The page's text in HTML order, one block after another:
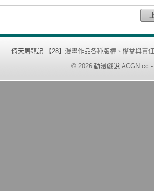
倚天屠龍記 【28】 漫畫作品各種版權、權益與責
© 2026 動漫戲說 ACGN.cc